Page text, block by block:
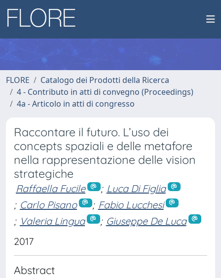
FLORE
Catalogo dei Prodotti della Ricerca
4 - Contributo in atti di convegno (Proceedings)
4a - Articolo in atti di congresso
Raccontare il futuro. L’uso dei
concepts spaziali e delle metafore
nella rappresentazione delle vision
strategiche
Raffaella Fucile ; Luca Di Figlia
; Carlo Pisano ; Fabio Lucchesi
; Valeria Lingua ; Giuseppe De Luca
2017
Abstract